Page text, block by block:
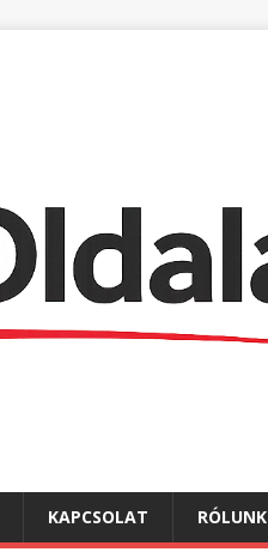
KAPCSOLAT RÓLUNK